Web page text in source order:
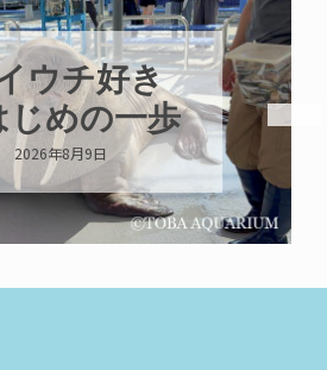
ウチ好き
じめの一歩
2026年8月9日